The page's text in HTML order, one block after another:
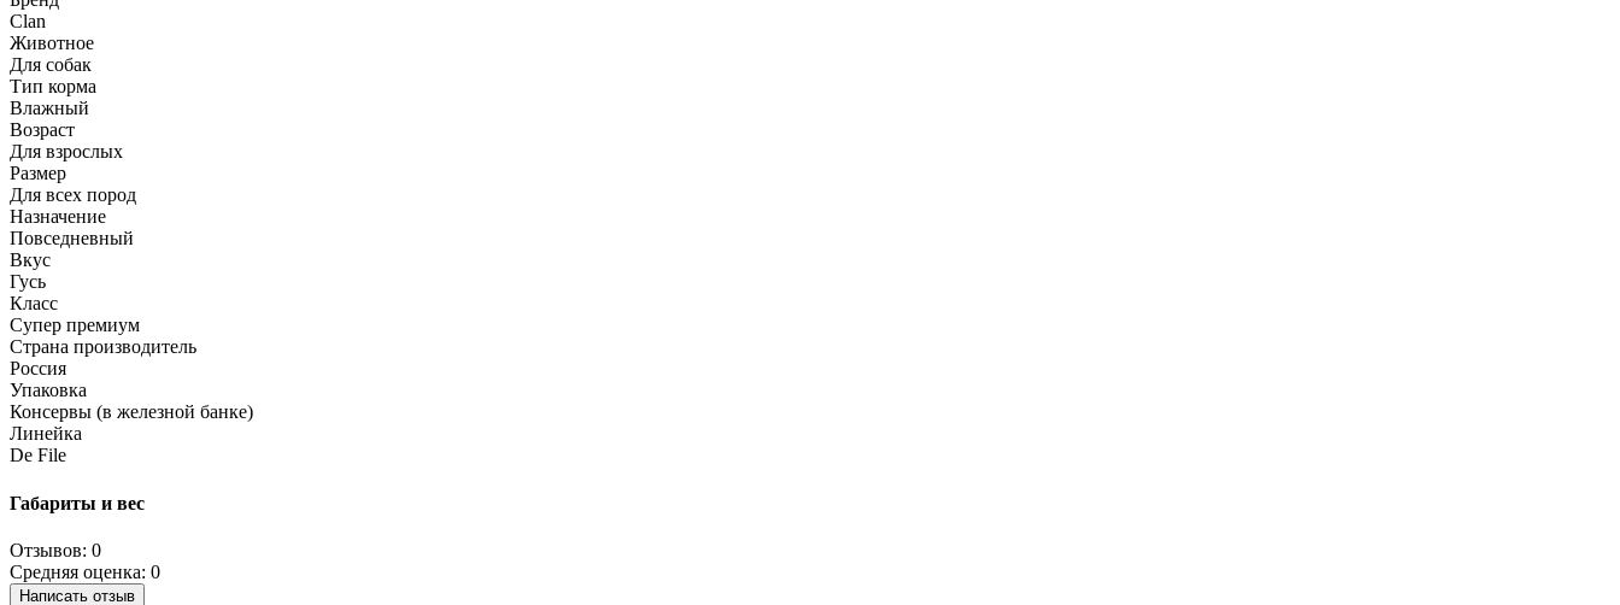
Clan
Животное
Для собак
Тип корма
Влажный
Возраст
Для взрослых
Размер
Для всех пород
Назначение
Повседневный
Вкус
Гусь
Класс
Супер премиум
Страна производитель
Россия
Упаковка
Консервы (в железной банке)
Линейка
De File
Габариты и вес
Отзывов: 0
Средняя оценка: 0
Написать отзыв